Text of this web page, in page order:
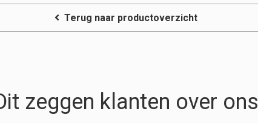
Terug naar productoverzicht
zeggen klanten over ons